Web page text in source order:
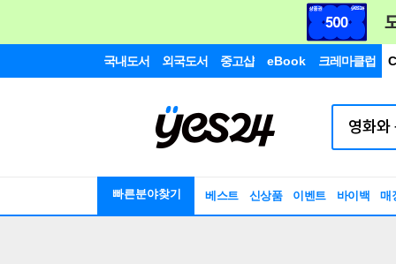
국내도서 외국도서 중고샵 eBook 크레마클럽
빠른분야찾기 베스트 신상품 이벤트 바이백 매